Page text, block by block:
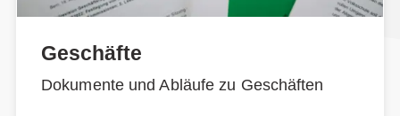
Geschäfte
Dokumente und Abläufe zu Geschäften